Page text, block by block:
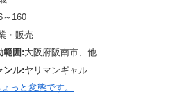
～160
・販売
範囲:大阪府阪南市、他
ンル:ヤリマンギャル
っと変態です。